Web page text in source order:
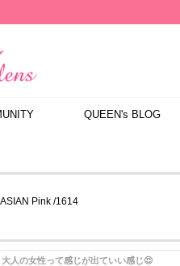
QUEEN's BLOG
Pink /1614
大人の女性って感じが出ていい感じ😍